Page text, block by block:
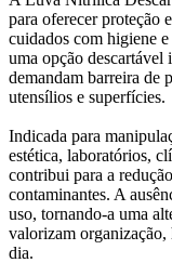
para oferecer proteção
cuidados com higiene
uma opção descartável
demandam barreira de
utensílios e superfícies.
Indicada para
estética, laboratórios,
contribui para a
contaminantes. A
uso, tornando-a uma
valorizam organização,
dia.